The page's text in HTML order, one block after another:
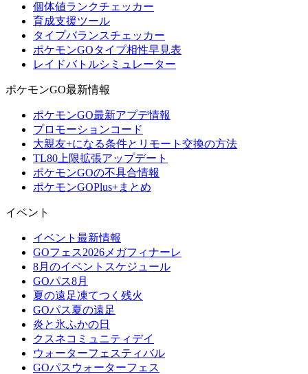
個体値ランクチェッカー
育成支援ツール
タイプバランスチェッカー
ポケモンGOタイプ相性早見表
レイドバトルシミュレーター
ポケモンGO最新情報
ポケモンGO最新アプデ情報
プロモーションコード
大親友+になる条件とリモート交換の方法
TL80上限拡張アップデート
ポケモンGOの不具合情報
ポケモンGOPlus+まとめ
イベント
イベント最新情報
GOフェス2026メガフィナーレ
8月のイベントスケジュール
GOパス8月
夏の遠足凍てつく残火
GOパス夏の遠足
炎と氷ふかの日
クスネコミュニティデイ
ウォーターフェスティバル
GOパスウォーターフェス